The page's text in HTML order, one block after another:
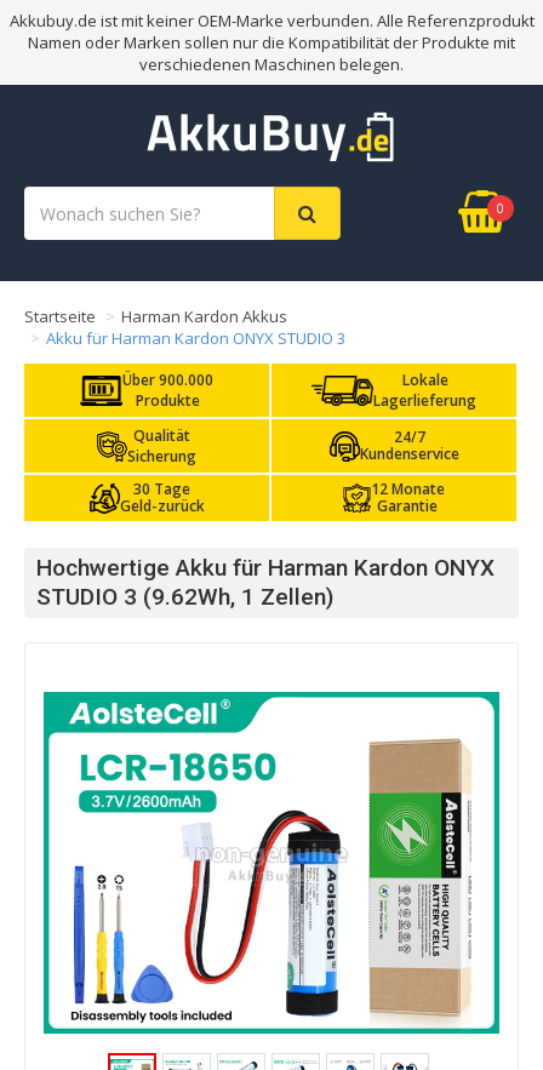
Akkubuy.de ist mit keiner OEM-Marke verbunden. Alle Referenzprodukt
Namen oder Marken sollen nur die Kompatibilität der Produkte mit
verschiedenen Maschinen belegen.
0
Startseite
Harman Kardon Akkus
Akku für Harman Kardon ONYX STUDIO 3
Über 900.000
Produkte
Lokale
Lagerlieferung
Qualität
Sicherung
24/7
Kundenservice
30 Tage
Geld-zurück
12 Monate
Garantie
Hochwertige Akku für Harman Kardon ONYX
STUDIO 3 (9.62Wh, 1 Zellen)